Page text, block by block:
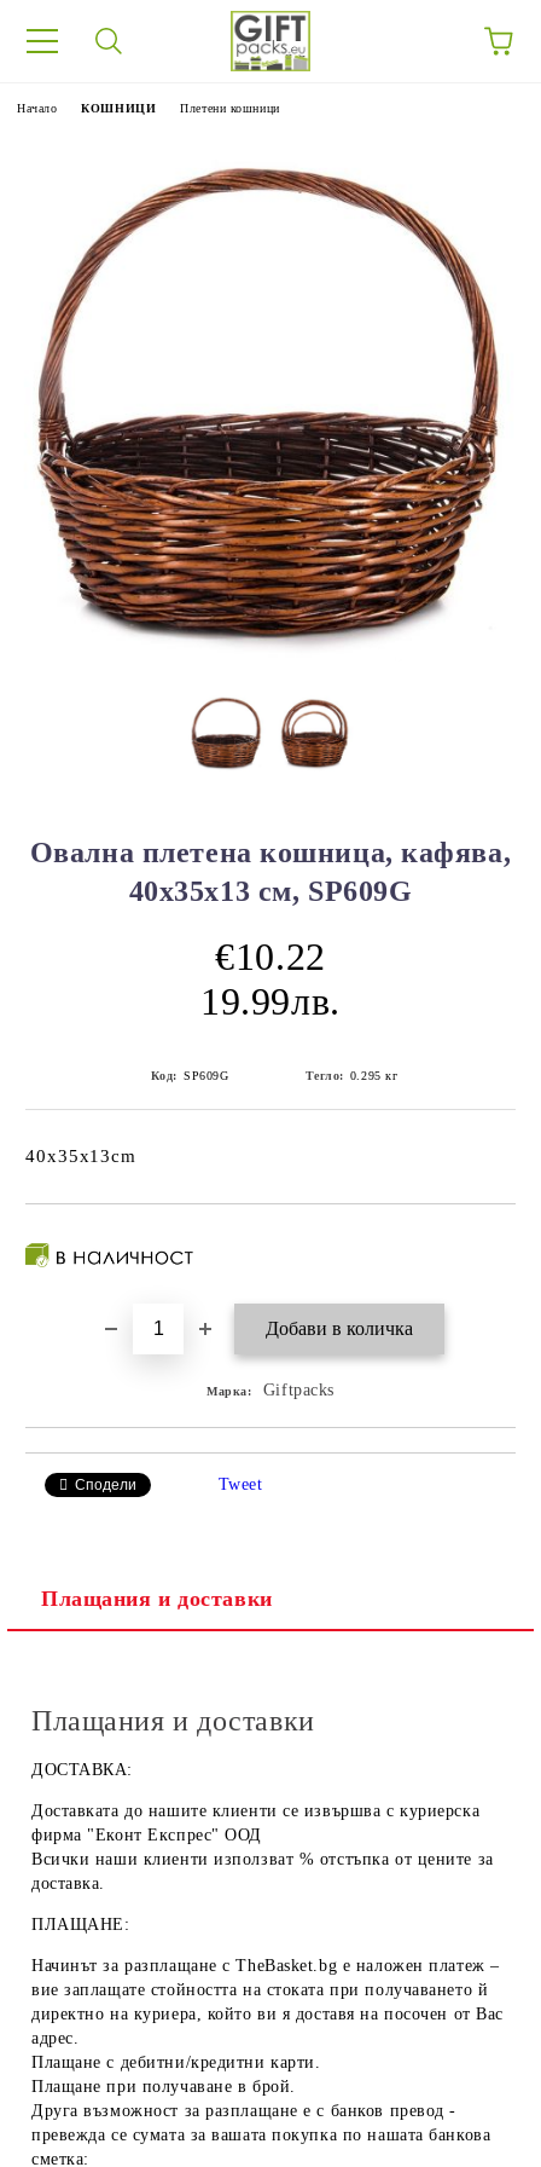
Начало КОШНИЦИ Плетени кошници
Овална плетена кошница, кафява,
40x35x13 см, SP609G
€10.22
19.99лв.
Код: SP609G Тегло: 0.295 кг
40x35x13cm
Марка: Giftpacks
Сподели Tweet
Плащания и доставки
Плащания и доставки
ДОСТАВКА:
Доставката до нашите клиенти се извършва с куриерска
фирма "Еконт Експрес" ООД
Всички наши клиенти използват % отстъпка от цените за
доставка.
ПЛАЩАНЕ:
Начинът за разплащане с TheBasket.bg е наложен платеж –
вие заплащате стойността на стоката при получаването й
директно на куриера, който ви я доставя на посочен от Вас
адрес.
Плащане с дебитни/кредитни карти .
Плащане при получаване в брой.
Друга възможност за разплащане е с банков превод -
превежда се сумата за вашата покупка по нашата банкова
сметка: